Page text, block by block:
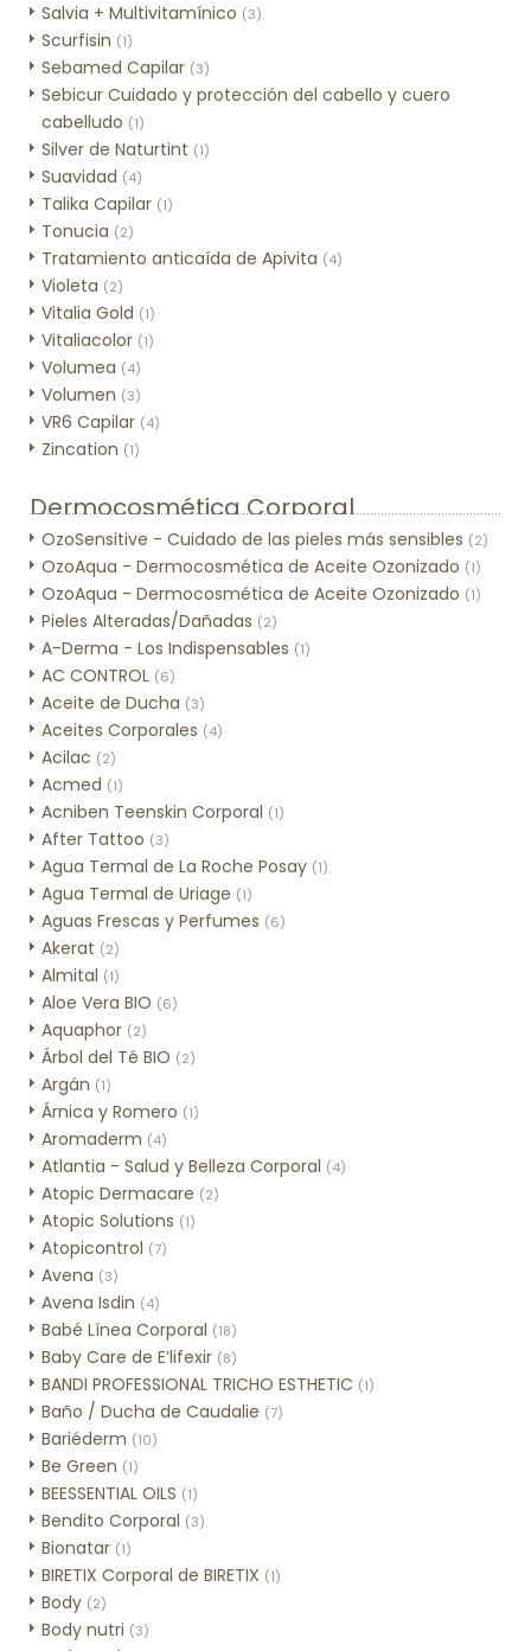
Salvia + Multivitamínico (3)
Scurfisin (1)
Sebamed Capilar (3)
Sebicur Cuidado y protección del cabello y cuero
cabelludo (1)
Silver de Naturtint (1)
Suavidad (4)
Talika Capilar (1)
Tonucia (2)
Tratamiento anticaída de Apivita (4)
Violeta (2)
Vitalia Gold (1)
Vitaliacolor (1)
Volumea (4)
Volumen (3)
VR6 Capilar (4)
Zincation (1)
Dermocosmética Corporal
OzoSensitive - Cuidado de las pieles más sensibles (2)
OzoAqua - Dermocosmética de Aceite Ozonizado (1)
OzoAqua - Dermocosmética de Aceite Ozonizado (1)
Pieles Alteradas/Dañadas (2)
A-Derma - Los Indispensables (1)
AC CONTROL (6)
Aceite de Ducha (3)
Aceites Corporales (4)
Acilac (2)
Acmed (1)
Acniben Teenskin Corporal (1)
After Tattoo (3)
Agua Termal de La Roche Posay (1)
Agua Termal de Uriage (1)
Aguas Frescas y Perfumes (6)
Akerat (2)
Almital (1)
Aloe Vera BIO (6)
Aquaphor (2)
Árbol del Té BIO (2)
Argán (1)
Árnica y Romero (1)
Aromaderm (4)
Atlantia - Salud y Belleza Corporal (4)
Atopic Dermacare (2)
Atopic Solutions (1)
Atopicontrol (7)
Avena (3)
Avena Isdin (4)
Babé Línea Corporal (18)
Baby Care de E’lifexir (8)
BANDI PROFESSIONAL TRICHO ESTHETIC (1)
Baño / Ducha de Caudalie (7)
Bariéderm (10)
Be Green (1)
BEESSENTIAL OILS (1)
Bendito Corporal (3)
Bionatar (1)
BIRETIX Corporal de BIRETIX (1)
Body (2)
Body nutri (3)